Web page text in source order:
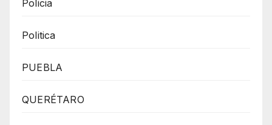
Policia
Politica
PUEBLA
QUERÉTARO